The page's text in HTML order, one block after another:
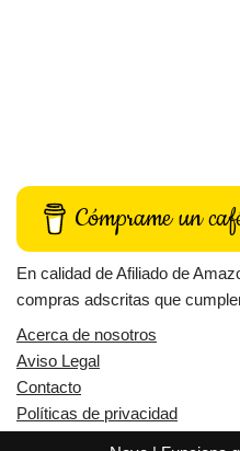
Cómprame un
En calidad de Afiliado de
compras adscritas que
Acerca de nosotros
Aviso Legal
Contacto
Políticas de privacidad